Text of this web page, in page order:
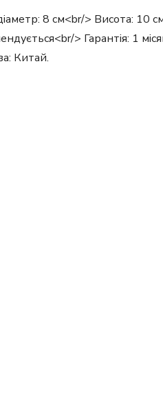
8 см<br/> Висота: 10
> Гарантія: 1
Китай.